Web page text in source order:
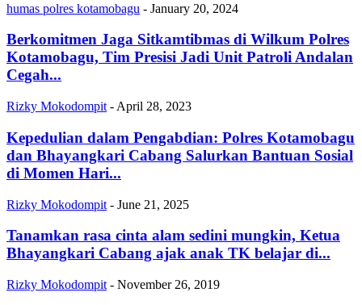
humas polres kotamobagu - January 20, 2024
Berkomitmen Jaga Sitkamtibmas di Wilkum Polres
Kotamobagu, Tim Presisi Jadi Unit Patroli Andalan
Cegah...
Rizky Mokodompit - April 28, 2023
Kepedulian dalam Pengabdian: Polres Kotamobagu
dan Bhayangkari Cabang Salurkan Bantuan Sosial
di Momen Hari...
Rizky Mokodompit - June 21, 2025
Tanamkan rasa cinta alam sedini mungkin, Ketua
Bhayangkari Cabang ajak anak TK belajar di...
Rizky Mokodompit - November 26, 2019